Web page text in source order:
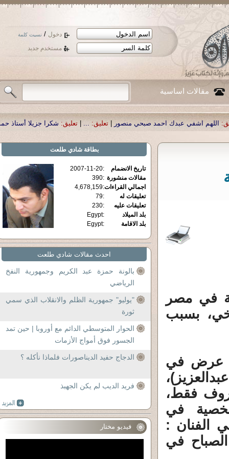
دخول / نسيت كلمة
مستخدم جديد
مقالات اساسية
صبحي منصور تعليق: ...
| تعليق: شكرا جزيلا أستاذ حمد الحمد .أكرمكم الله .
في مصر
بسبب
عرض في
عبدالعزيز)،
فقط،
في
الفنان :
في
بطاقةشادي طلعت
تاريخ الانضمام :
2007-11-20
مقالات منشورة :
390
اجمالي القراءات:
4,678,159
تعليقات له
:
79
تعليقات عليه
:
230
بلد الميلاد
:
Egypt
بلد الاقامة
:
Egypt
احدث مقالات شادي طلعت
بالونة حمزة عبد الكريم وجمهورية النفخ
الرياضي
"يوليو" جمهورية الظلم والانقلاب الذي سمي
ثورة
الحوار المتوسطي الدائم مع أوروبا | حين تمد
الجسور فوق أمواج الأزمات
الدجاج حفيد الديناصورات فلماذا نأكله ؟
فريد الديب لم يكن الجهبذ
فيديو مختار